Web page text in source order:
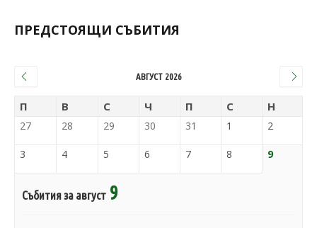
ПРЕДСТОЯЩИ СЪБИТИЯ
АВГУСТ 2026
П В С Ч П С Н
27 28 29 30 31 1 2
3 4 5 6 7 8 9
Събития за август 9